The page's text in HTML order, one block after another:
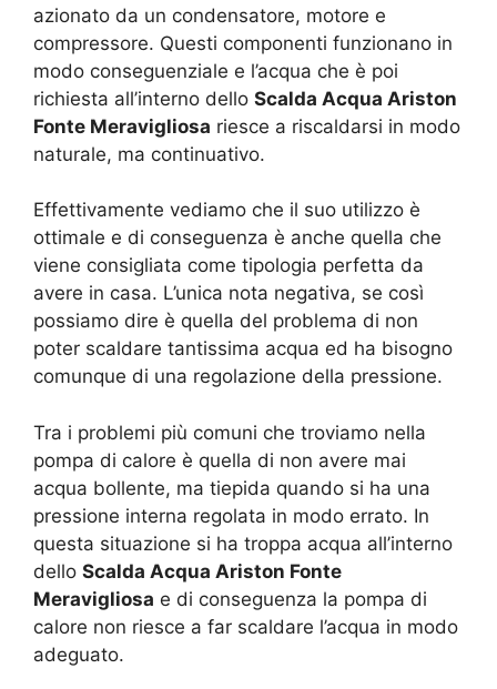
azionato da un condensatore, motore e
compressore. Questi componenti funzionano in
modo conseguenziale e l’acqua che è poi
richiesta all’interno dello Scalda Acqua Ariston
Fonte Meravigliosa riesce a riscaldarsi in modo
naturale, ma continuativo.
Effettivamente vediamo che il suo utilizzo è
ottimale e di conseguenza è anche quella che
viene consigliata come tipologia perfetta da
avere in casa. L’unica nota negativa, se così
possiamo dire è quella del problema di non
poter scaldare tantissima acqua ed ha bisogno
comunque di una regolazione della pressione.
Tra i problemi più comuni che troviamo nella
pompa di calore è quella di non avere mai
acqua bollente, ma tiepida quando si ha una
pressione interna regolata in modo errato. In
questa situazione si ha troppa acqua all’interno
dello Scalda Acqua Ariston Fonte
Meravigliosa e di conseguenza la pompa di
calore non riesce a far scaldare l’acqua in modo
adeguato.